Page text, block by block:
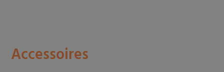
Accessoires